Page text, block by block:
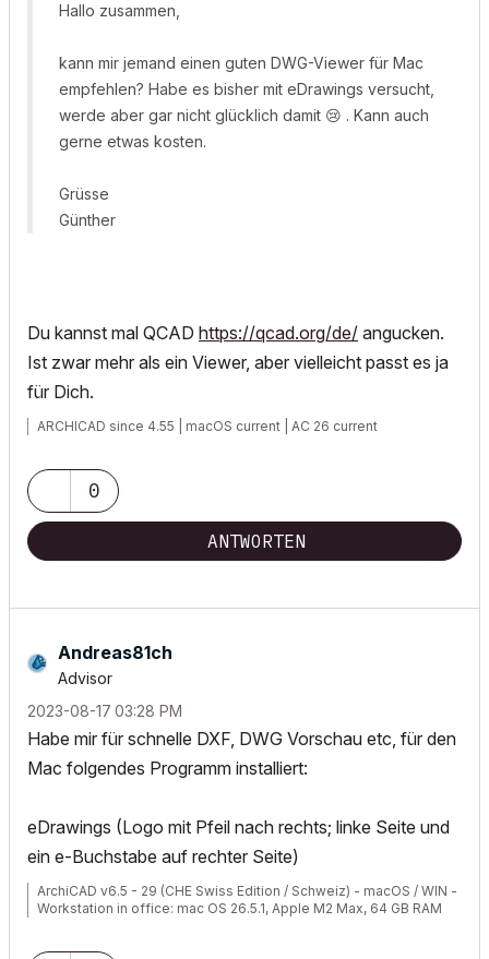
Hallo zusammen,
kann mir jemand einen guten DWG-Viewer für Mac
empfehlen? Habe es bisher mit eDrawings versucht,
werde aber gar nicht glücklich damit 😢 . Kann auch
gerne etwas kosten.
Grüsse
Günther
Du kannst mal QCAD https://qcad.org/de/ angucken.
Ist zwar mehr als ein Viewer, aber vielleicht passt es ja
für Dich.
ARCHICAD since 4.55 | macOS current | AC 26 current
0
ANTWORTEN
Andreas81ch
Advisor
‎2023-08-17 03:28 PM
Habe mir für schnelle DXF, DWG Vorschau etc, für den
Mac folgendes Programm installiert:
eDrawings (Logo mit Pfeil nach rechts; linke Seite und
ein e-Buchstabe auf rechter Seite)
ArchiCAD v6.5 - 29 (CHE Swiss Edition / Schweiz) - macOS / WIN -
Workstation in office: mac OS 26.5.1, Apple M2 Max, 64 GB RAM